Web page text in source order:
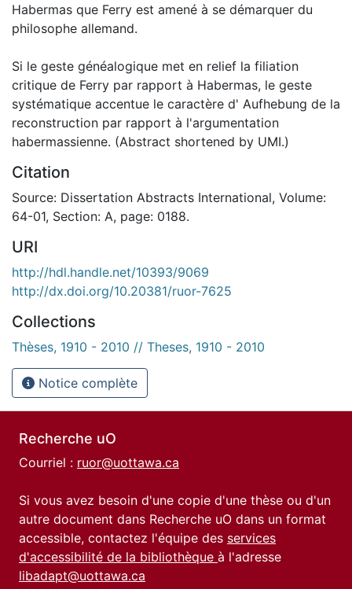
Habermas que Ferry est amené à se démarquer du
philosophe allemand.
Si le geste généalogique met en relief la filiation
critique de Ferry par rapport à Habermas, le geste
systématique accentue le caractère d' Aufhebung de la
reconstruction par rapport à l'argumentation
habermassienne. (Abstract shortened by UMI.)
Citation
Source: Dissertation Abstracts International, Volume:
64-01, Section: A, page: 0188.
URI
http://hdl.handle.net/10393/9069
http://dx.doi.org/10.20381/ruor-7625
Collections
Thèses, 1910 - 2010 // Theses, 1910 - 2010
Notice complète
Recherche uO
Courriel : ruor@uottawa.ca
Si vous avez besoin d'une copie d'une thèse ou d'un
autre document dans Recherche uO dans un format
accessible, contactez l'équipe des services
d'accessibilité de la bibliothèque à l'adresse
libadapt@uottawa.ca